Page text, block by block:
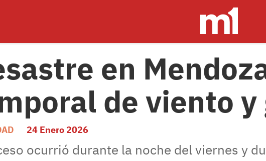
en
de viento y
24 Enero 2026
ocurrió durante la noche del viernes y